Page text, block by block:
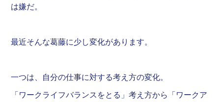
は嫌だ。
最近そんな葛藤に少し変化があります。
一つは、自分の仕事に対する考え方の変化。
「ワークライフバランスをとる」考え方から「ワークア